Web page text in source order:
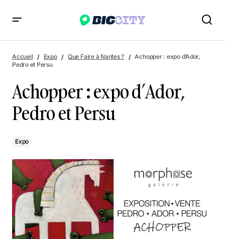
Accueil Expo Que Faire à Nantes ?
Achopper : expo d’Ador,
Pedro et Persu
Achopper : expo d’Ador,
Pedro et Persu
Expo